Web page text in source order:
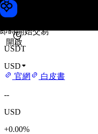
即時開始交易
開啟
TetherUS 價格
USDT
USD
官網
白皮書
--
USD
+0.00%